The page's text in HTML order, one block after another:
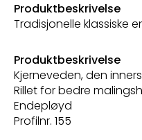
Produktbeskrivelse
Tradisjonelle klassiske
Produktbeskrivelse
Kjerneveden, den
Rillet for bedre
Endepløyd
Profilnr. 155